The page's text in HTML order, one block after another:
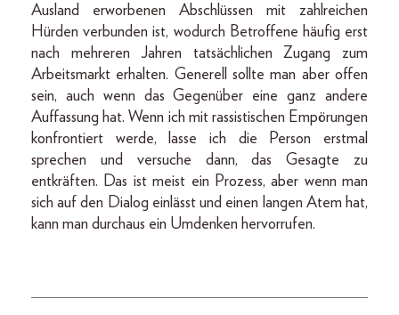
Ausland erworbenen Abschlüssen mit zahlreichen
Hürden verbunden ist, wodurch Betroffene häufig erst
nach mehreren Jahren tatsächlichen Zugang zum
Arbeitsmarkt erhalten. Generell sollte man aber offen
sein, auch wenn das Gegenüber eine ganz andere
Auffassung hat. Wenn ich mit rassistischen Empörungen
konfrontiert werde, lasse ich die Person erstmal
sprechen und versuche dann, das Gesagte zu
entkräften. Das ist meist ein Prozess, aber wenn man
sich auf den Dialog einlässt und einen langen Atem hat,
kann man durchaus ein Umdenken hervorrufen.